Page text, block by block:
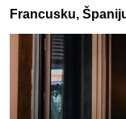
Francusku,